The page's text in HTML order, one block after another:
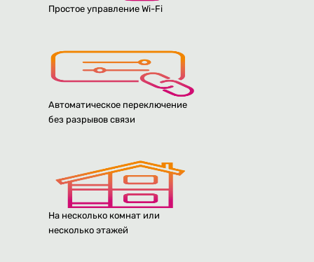
Простое управление Wi-Fi
Автоматическое переключение
без разрывов связи
На несколько комнат или
несколько этажей